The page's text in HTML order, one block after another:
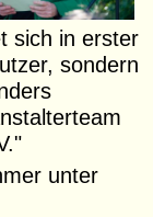
sich in erster
sondern
unter